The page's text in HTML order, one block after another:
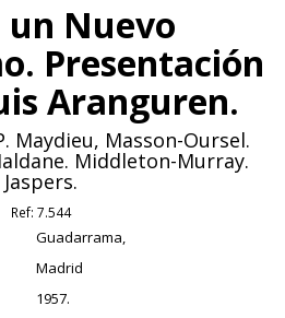
un Nuevo
Presentación
Aranguren.
Maydieu, Masson-Oursel.
Middleton-Murray.
Jaspers.
Ref: 7.544
Guadarrama,
Madrid
1957.